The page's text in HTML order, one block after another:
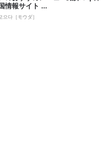
情報サイト ...
으다［モウダ］